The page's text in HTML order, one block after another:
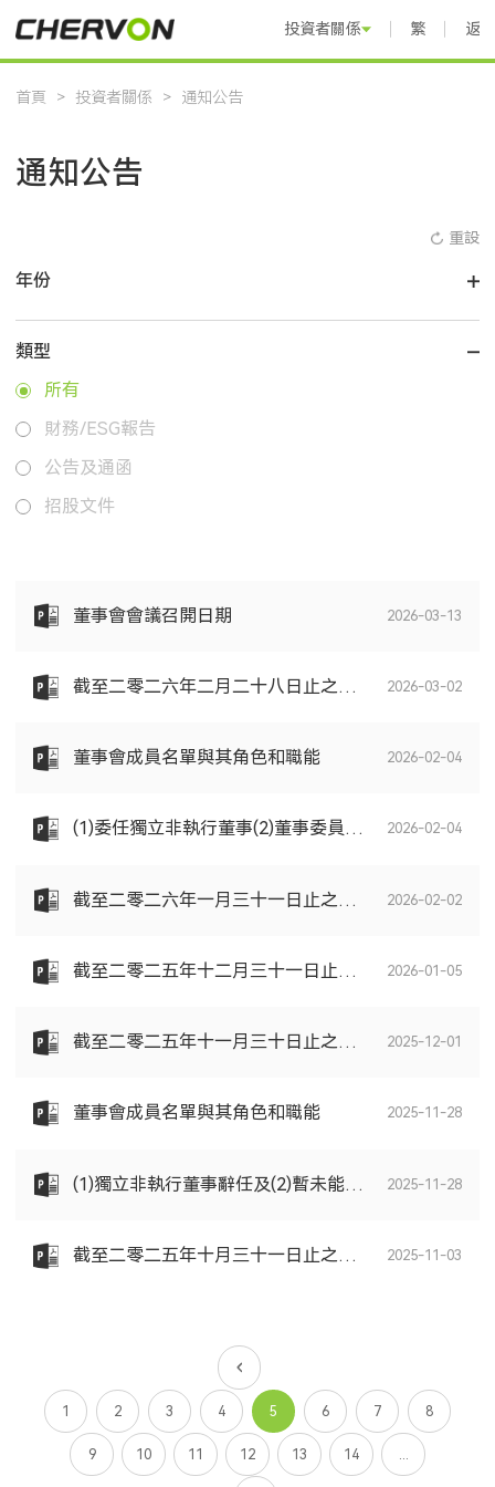
投資者關係 繁體中文返
首頁 > 投資者關係 > 通知公告
通知公告
重設
年份
類型
所有
財務/ESG報告
公告及通函
招股文件
董事會會議召開日期 2026-03-13
截至二零二六年二月二十八日止之股份發行人的證券變動月報表 2026-03-02
董事會成員名單與其角色和職能 2026-02-04
(1)委任獨立非執行董事(2)董事委員會組成變動及(3)重新符合上市規則 2026-02-04
截至二零二六年一月三十一日止之股份發行人的證券變動月報表 2026-02-02
截至二零二五年十二月三十一日止之股份發行人的證券變動月報表 2026-01-05
截至二零二五年十一月三十日止之股份發行人的證券變動月報表 2025-12-01
董事會成員名單與其角色和職能 2025-11-28
(1)獨立非執行董事辭任及(2)暫未能符合上市規則 2025-11-28
截至二零二五年十月三十一日止之股份發行人的證券變動月報表 2025-11-03
1 2 3 4 5 6 7 8
9 10 11 12 13 14